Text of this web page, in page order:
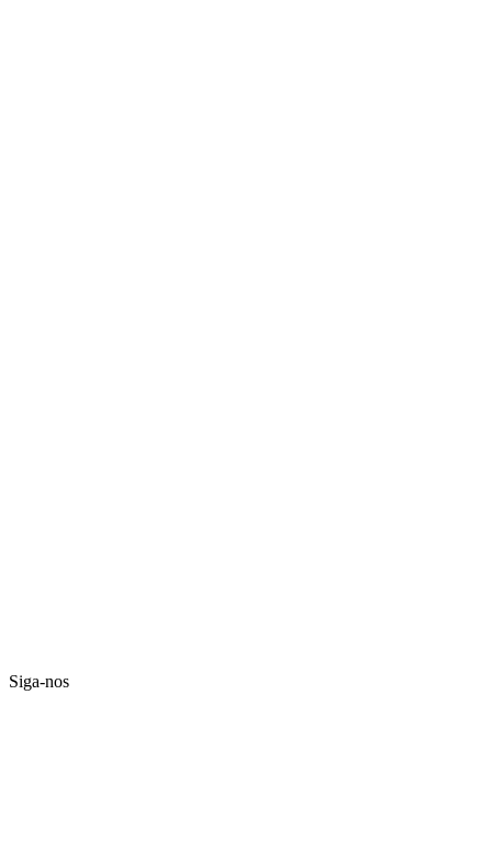
Siga-nos